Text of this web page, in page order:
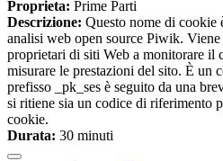
Proprieta: Prime Parti
Descrizione: Questo nome di cookie
analisi web open source Piwik.
proprietari di siti Web a monitorare il
misurare le prestazioni del sito. È un
prefisso _pk_ses è seguito da una
si ritiene sia un codice di riferimento
cookie.
Durata: 30 minuti